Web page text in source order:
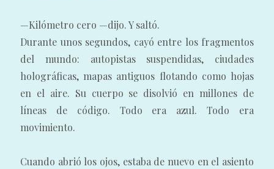
—Kilómetro cero —dijo. Y saltó.
Durante unos segundos, cayó entre los fragmentos
del mundo: autopistas suspendidas, ciudades
holográficas, mapas antiguos flotando como hojas
en el aire. Su cuerpo se disolvió en millones de
líneas de código. Todo era azul. Todo era
movimiento.
Cuando abrió los ojos, estaba de nuevo en el asiento